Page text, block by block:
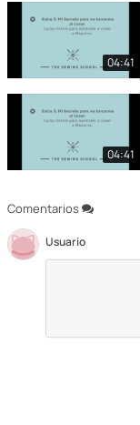
Comentarios
Usuario
04:41
04:41